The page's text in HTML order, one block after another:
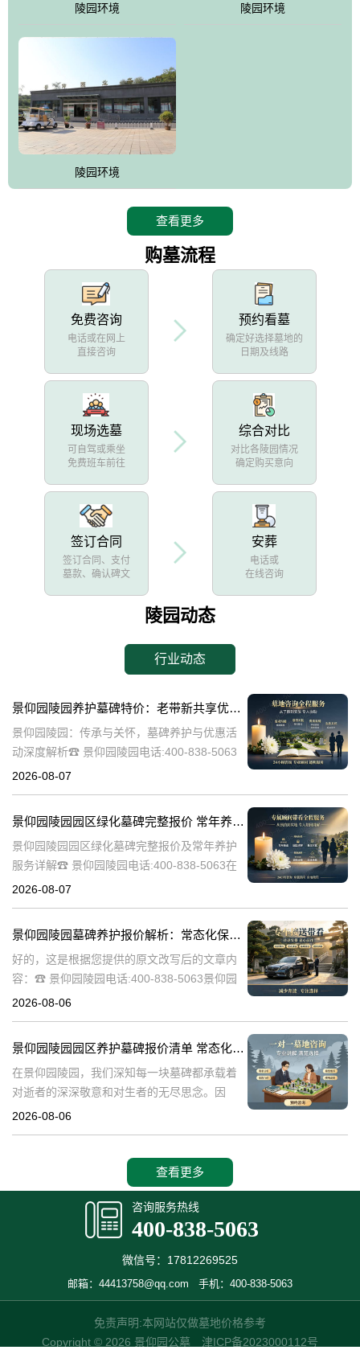
陵园环境 陵园环境
陵园环境
查看更多
购墓流程
免费咨询
电话或在网上
直接咨询
预约看墓
确定好选择墓地的
日期及线路
现场选墓
可自驾或乘坐
免费班车前往
综合对比
对比各陵园情况
确定购买意向
签订合同
签订合同、支付
墓款、确认碑文
安葬
电话或
在线咨询
陵园动态
行业动态
景仰园陵园养护墓碑特价：老带新共享优惠，福利大放送！
景仰园陵园：传承与关怀，墓碑养护与优惠活
动深度解析☎ 景仰园陵园电话:400-838-5063
景仰园陵园，一个致力于为逝者提供最优质安
2026-08-07
景仰园陵园园区绿化墓碑完整报价 常年养护不收取额外费用详解
景仰园陵园园区绿化墓碑完整报价及常年养护
服务详解☎ 景仰园陵园电话:400-838-5063在
现代社会，人们对逝者的纪念方式越来越注重
2026-08-07
景仰园陵园墓碑养护报价解析：常态化保洁服务免费说明
好的，这是根据您提供的原文改写后的文章内
容：☎ 景仰园陵园电话:400-838-5063景仰园
陵园园区墓碑养护服务详情：常态化保洁费用
2026-08-06
景仰园陵园园区养护墓碑报价清单 常态化保洁无需额外付费详解
在景仰园陵园，我们深知每一块墓碑都承载着
对逝者的深深敬意和对生者的无尽思念。因
此，我们致力于提供最优质的园区养护服务，
2026-08-06
查看更多
咨询服务热线
400-838-5063
微信号：17812269525
邮箱：44413758@qq.com 手机：400-838-5063
免责声明:本网站仅做墓地价格参考
Copyright © 2026 景仰园公墓 津ICP备2023000112号